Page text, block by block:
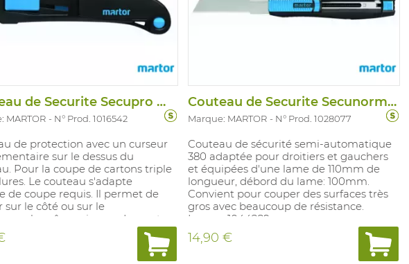
Couteau de Securite Secupro Maxisafe
MARTOR N° Prod. 1016542
de protection avec un curseur
sur le dessus du
Pour la coupe de cartons triple
Le couteau s'adapte
de coupe requis. Il permet de
sur le côté ou sur le
avec la même aisance. Le geste
toujours ergonomique.
en matière plastique de
ergonomique est équipé dans la
Couteau de Securite Secunorm 380
Marque: MARTOR N° Prod. 1028077
Couteau de sécurité semi-automatique
380 adaptée pour droitiers et gauchers
et équipées d'une lame de 110mm de
longueur, débord du lame: 100mm.
Convient pour couper des surfaces très
gros avec beaucoup de résistance.
Lames: 1044289
14,90 €